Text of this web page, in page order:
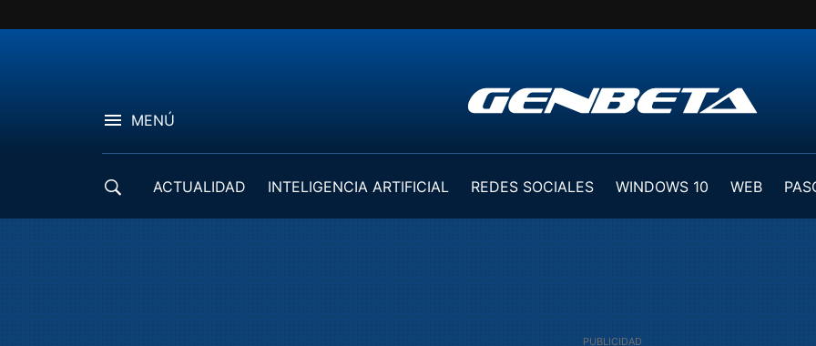
MENÚ
ACTUALIDAD INTELIGENCIA ARTIFICIAL REDES SOCIALES WINDOWS 10 WEB